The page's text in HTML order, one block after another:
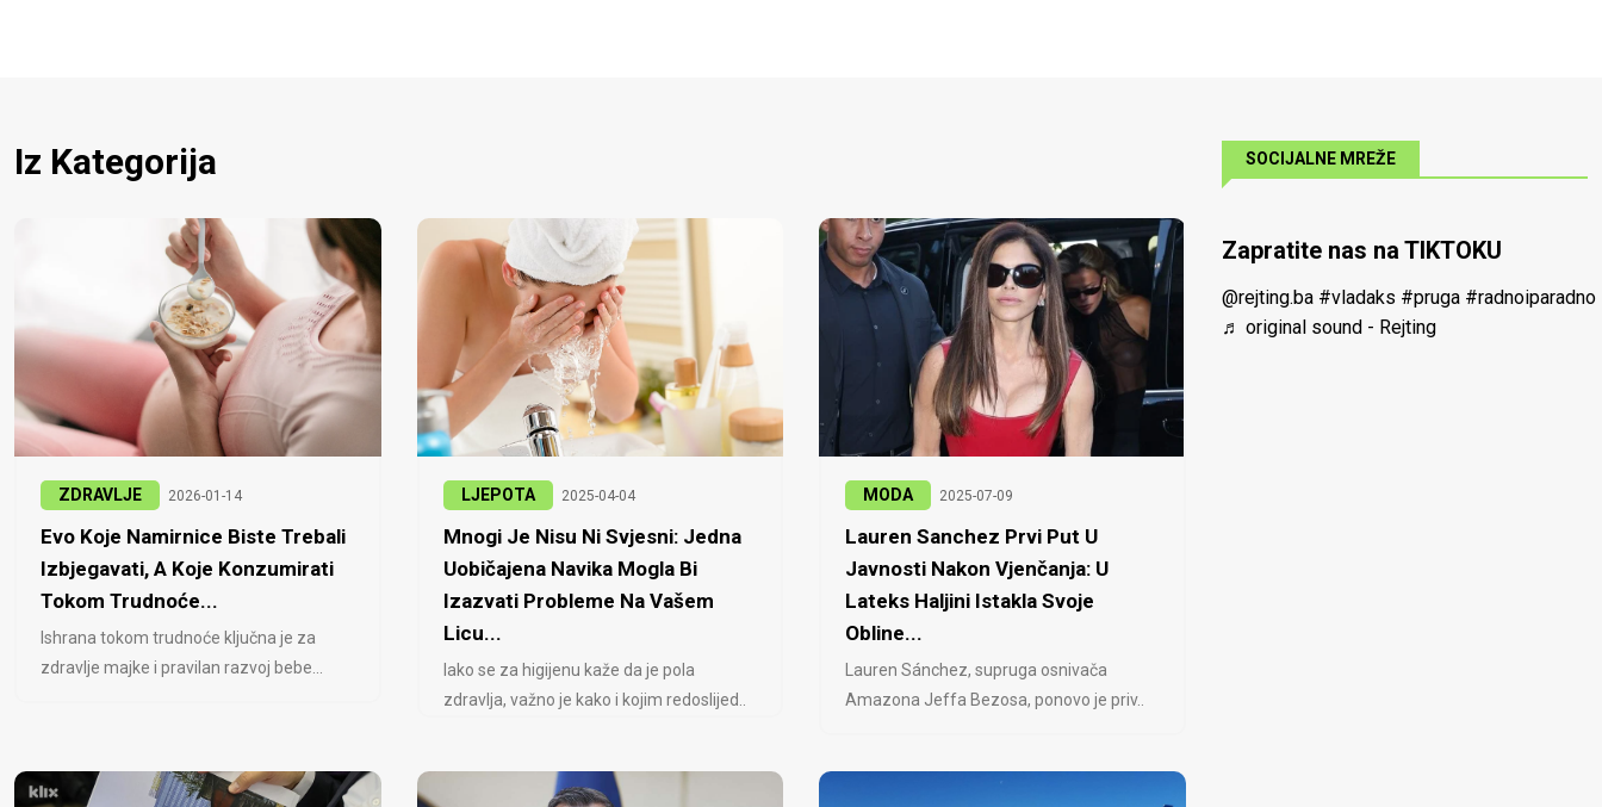
Iz Kategorija
ZDRAVLJE 2026-01-14
Evo Koje Namirnice Biste Trebali
Izbjegavati, A Koje Konzumirati
Tokom Trudnoće...
Ishrana tokom trudnoće ključna je za
zdravlje majke i pravilan razvoj bebe...
LJEPOTA 2025-04-04
Mnogi Je Nisu Ni Svjesni: Jedna
Uobičajena Navika Mogla Bi
Izazvati Probleme Na Vašem
Licu...
Iako se za higijenu kaže da je pola
zdravlja, važno je kako i kojim redoslijed..
MODA 2025-07-09
Lauren Sanchez Prvi Put U
Javnosti Nakon Vjenčanja: U
Lateks Haljini Istakla Svoje
Obline...
Lauren Sánchez, supruga osnivača
Amazona Jeffa Bezosa, ponovo je priv..
SOCIJALNE MREŽE
Zapratite nas na TIKTOKU
@rejting.ba #vladaks #pruga #radnoiparadno
♬ original sound - Rejting